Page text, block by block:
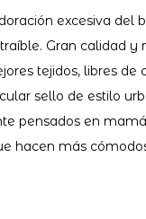
excesiva del
Gran calidad y
tejidos, libres de
sello de estilo
pensados en
hacen más